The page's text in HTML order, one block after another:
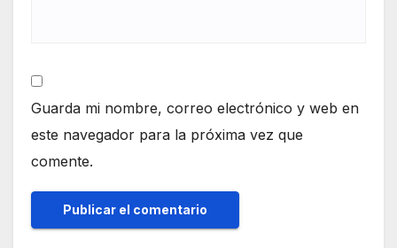
Guarda mi nombre, correo electrónico y web en
este navegador para la próxima vez que
comente.